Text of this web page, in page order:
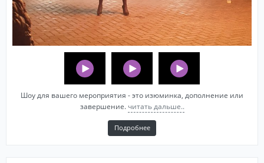
Шоу для вашего мероприятия - это изюминка, дополнение или
завершение. читать дальше..
Подробнее